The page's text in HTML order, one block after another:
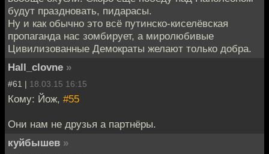
будут праздновать, пидарасы.
Ну и как обычно это всё путинско-киселёвская
пропаганда нас зомбирует, а миролюбивые
Цивилизованные Демократы желают только добра.
Hall_clovne »
#61 | 18.03.15 16:15
Кому: Йож, #55
Они нам не друзья а партнёры.
куйбышев »